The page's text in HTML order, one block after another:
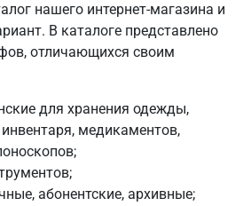
нашего интернет-магазина и
В каталоге представлено
отличающихся своим
для хранения одежды,
медикаментов,
абонентские, архивные;